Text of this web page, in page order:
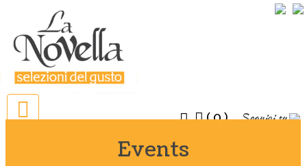
(0) Seguici su
Events